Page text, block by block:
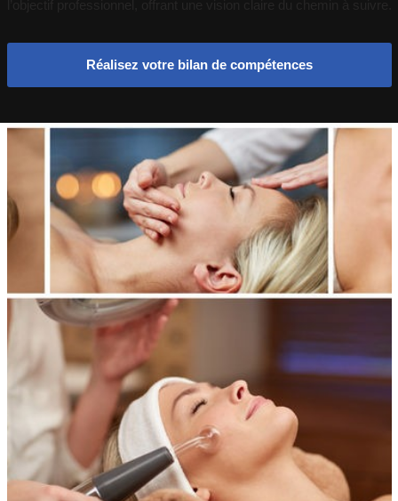
Réalisez votre bilan de compétences